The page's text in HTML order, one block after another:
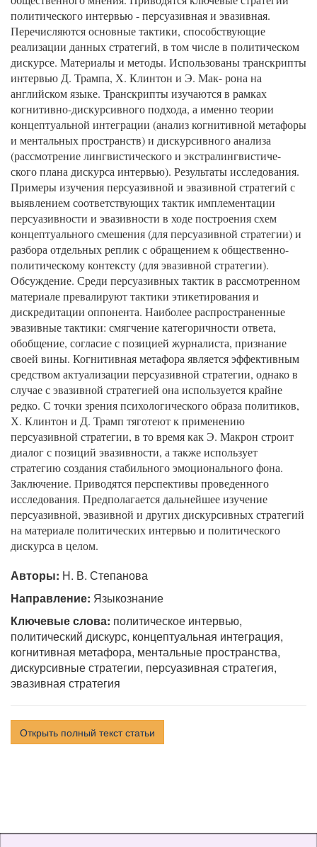
политического интервью - персуазивная и эвазивная.
Перечисляются основные тактики, способствующие
реализации данных стратегий, в том числе в политическом
дискурсе. Материалы и методы. Использованы транскрипты
интервью Д. Трампа, Х. Клинтон и Э. Мак- рона на
английском языке. Транскрипты изучаются в рамках
когнитивно-дискурсивного подхода, а именно теории
концептуальной интеграции (анализ когнитивной метафоры
и ментальных пространств) и дискурсивного анализа
(рассмотрение лингвистического и экстралингвистиче-
ского плана дискурса интервью). Результаты исследования.
Примеры изучения персуазивной и эвазивной стратегий с
выявлением соответствующих тактик имплементации
персуазивности и эвазивности в ходе построения схем
концептуального смешения (для персуазивной стратегии) и
разбора отдельных реплик с обращением к общественно-
политическому контексту (для эвазивной стратегии).
Обсуждение. Среди персуазивных тактик в рассмотренном
материале превалируют тактики этикетирования и
дискредитации оппонента. Наиболее распространенные
эвазивные тактики: смягчение категоричности ответа,
обобщение, согласие с позицией журналиста, признание
своей вины. Когнитивная метафора является эффективным
средством актуализации персуазивной стратегии, однако в
случае с эвазивной стратегией она используется крайне
редко. С точки зрения психологического образа политиков,
Х. Клинтон и Д. Трамп тяготеют к применению
персуазивной стратегии, в то время как Э. Макрон строит
диалог с позиций эвазивности, а также использует
стратегию создания стабильного эмоционального фона.
Заключение. Приводятся перспективы проведенного
исследования. Предполагается дальнейшее изучение
персуазивной, эвазивной и других дискурсивных стратегий
на материале политических интервью и политического
дискурса в целом.
Авторы: Н. В. Степанова
Направление: Языкознание
Ключевые слова: политическое интервью,
политический дискурс, концептуальная интеграция,
когнитивная метафора, ментальные пространства,
дискурсивные стратегии, персуазивная стратегия,
эвазивная стратегия
Открыть полный текст статьи